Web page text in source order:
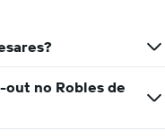
out no Robles de